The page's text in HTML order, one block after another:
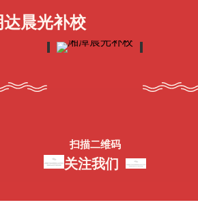
晨光补校
扫描二维码
关注我们